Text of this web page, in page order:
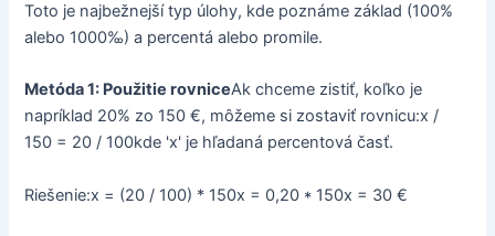
Toto je najbežnejší typ úlohy, kde poznáme základ (100%
alebo 1000‰) a percentá alebo promile.
Metóda 1: Použitie rovniceAk chceme zistiť, koľko je
napríklad 20% zo 150 €, môžeme si zostaviť rovnicu:x /
150 = 20 / 100kde 'x' je hľadaná percentová časť.
Riešenie:x = (20 / 100) * 150x = 0,20 * 150x = 30 €